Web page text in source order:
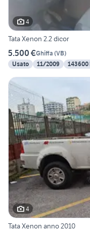
4
Tata Xenon 2.2 dicor
5.500 €Ghiffa (VB)
Usato
11/2009 143600
4
Tata Xenon anno 2010